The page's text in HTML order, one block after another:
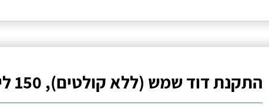
התקנת דוד שמש (ללא קולטים), 150 ליטר